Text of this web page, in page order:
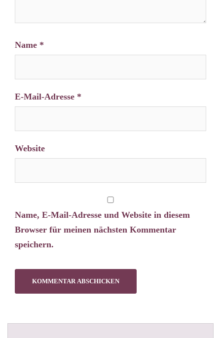
Name *
E-Mail-Adresse *
Website
Name, E-Mail-Adresse und Website in diesem
Browser für meinen nächsten Kommentar
speichern.